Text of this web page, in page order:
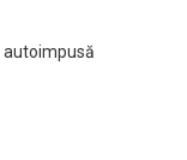
autoimpusă